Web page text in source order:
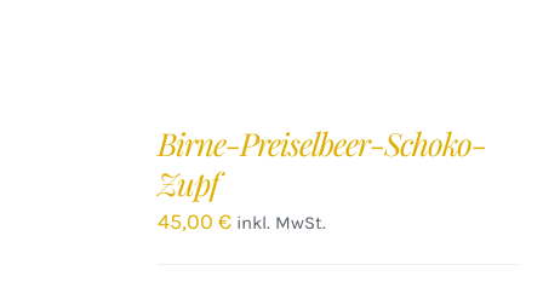
Birne-Preiselbeer-Schoko-
Zupf
45,00€ inkl. MwSt.